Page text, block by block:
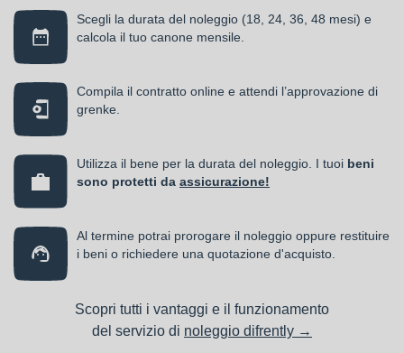
Scegli la durata del noleggio (18, 24, 36, 48 mesi) e
calcola il tuo canone mensile.
Compila il contratto online e attendi l’approvazione di
grenke.
Utilizza il bene per la durata del noleggio. I tuoi beni
sono protetti da assicurazione!
Al termine potrai prorogare il noleggio oppure restituire
i beni o richiedere una quotazione d'acquisto.
Scopri tutti i vantaggi e il funzionamento
del servizio di noleggio difrently →